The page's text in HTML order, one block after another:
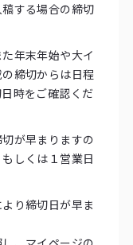
する場合の締切
年末年始や大イ
締切からは日程
時をご確認くだ
が早まりますの
しくは１営業日
り締切日が早ま